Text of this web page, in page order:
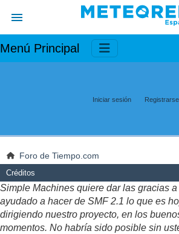
Menú Principal
Iniciar sesión Registrarse
Foro de Tiempo.com
Créditos
Simple Machines quiere dar las gracias
ayudado a hacer de SMF 2.1 lo que es
dirigiendo nuestro proyecto, en los
momentos. No habría sido posible sin